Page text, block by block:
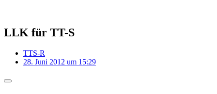
LLK für TT-S
TTS-R
28. Juni 2012 um 15:29